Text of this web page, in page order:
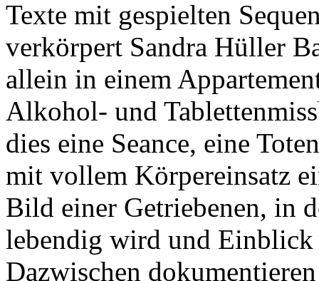
Texte mit gespielten
verkörpert Sandra Hüller
allein in einem
Alkohol- und
dies eine Seance, eine
mit vollem Körpereinsatz
Bild einer Getriebenen, in
lebendig wird und
Dazwischen